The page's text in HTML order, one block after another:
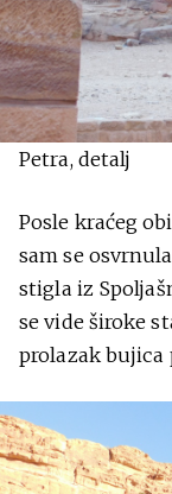
Petra, detalj
Posle kraćeg
sam se
stigla iz
se vide široke
prolazak bujica